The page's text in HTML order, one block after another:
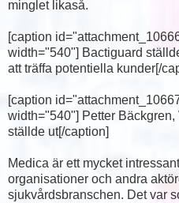
minglet likaså.
[caption
width="540"] Bactiguard
att träffa potentiella kunder[/
[caption
width="540"] Petter
ställde ut[/caption]
Medica är ett mycket
organisationer och andra
sjukvårdsbranschen. Det var